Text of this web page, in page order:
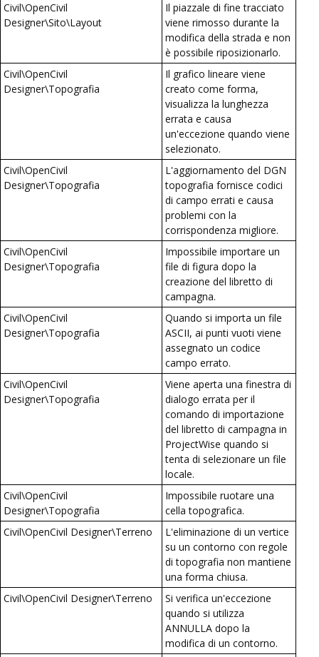
Civil\OpenCivil
Designer\Sito\Layout
Il piazzale di fine tracciato
viene rimosso durante la
modifica della strada e non
è possibile riposizionarlo.
Civil\OpenCivil
Designer\Topografia
Il grafico lineare viene
creato come forma,
visualizza la lunghezza
errata e causa
un'eccezione quando viene
selezionato.
Civil\OpenCivil
Designer\Topografia
L'aggiornamento del DGN
topografia fornisce codici
di campo errati e causa
problemi con la
corrispondenza migliore.
Civil\OpenCivil
Designer\Topografia
Impossibile importare un
file di figura dopo la
creazione del libretto di
campagna.
Civil\OpenCivil
Designer\Topografia
Quando si importa un file
ASCII, ai punti vuoti viene
assegnato un codice
campo errato.
Civil\OpenCivil
Designer\Topografia
Viene aperta una finestra di
dialogo errata per il
comando di importazione
del libretto di campagna in
ProjectWise quando si
tenta di selezionare un file
locale.
Civil\OpenCivil
Designer\Topografia
Impossibile ruotare una
cella topografica.
Civil\OpenCivil Designer\Terreno
L'eliminazione di un vertice
su un contorno con regole
di topografia non mantiene
una forma chiusa.
Civil\OpenCivil Designer\Terreno
Si verifica un'eccezione
quando si utilizza
ANNULLA dopo la
modifica di un contorno.